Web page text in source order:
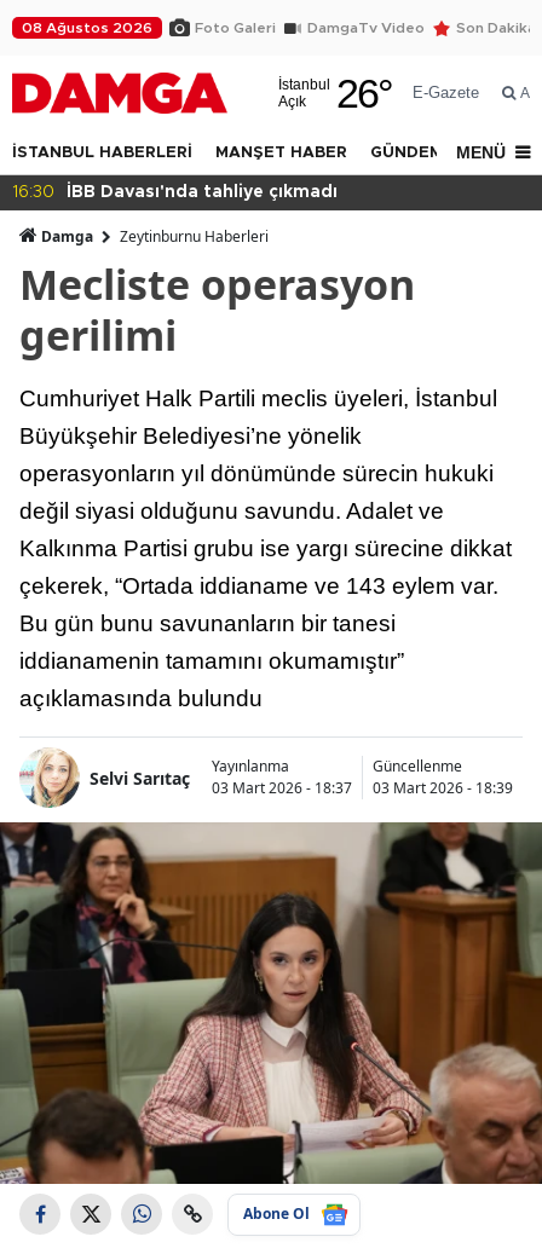
08 Ağustos 2026 Foto Galeri DamgaTv Video Son Dakika
İstanbul
Açık
26° E-Gazete Ara
İSTANBUL HABERLERİ MANŞET HABER GÜNDEM DÜNYA
MENÜ
14:32 Beylikdüzü Yakuplu'da daralan sokak tepkisi!
Damga Zeytinburnu Haberleri
Mecliste operasyon
gerilimi
Cumhuriyet Halk Partili meclis üyeleri, İstanbul
Büyükşehir Belediyesi’ne yönelik
operasyonların yıl dönümünde sürecin hukuki
değil siyasi olduğunu savundu. Adalet ve
Kalkınma Partisi grubu ise yargı sürecine dikkat
çekerek, “Ortada iddianame ve 143 eylem var.
Bu gün bunu savunanların bir tanesi
iddianamenin tamamını okumamıştır”
açıklamasında bulundu
Selvi Sarıtaç
Yayınlanma
03 Mart 2026 - 18:37
Güncellenme
03 Mart 2026 - 18:39
Abone Ol